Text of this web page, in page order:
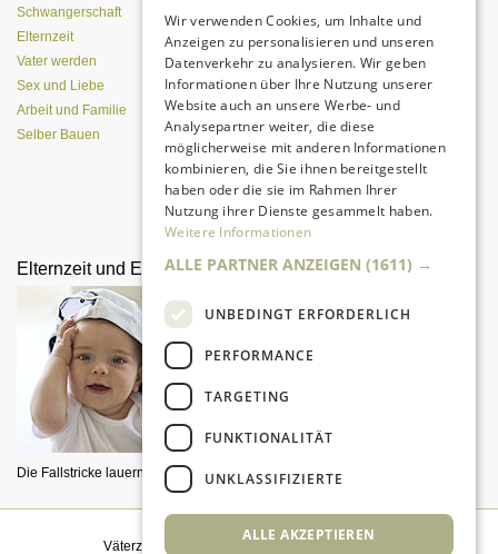
Schwangerschaft
Elternzeit
Vater werden
Sex und Liebe
Arbeit und Familie
Selber Bauen
Alle Entwicklungsphasen im
Überblick
Elternzeit und Elterngeld
Die Fallstricke lauern im Detail.
Pränataldiagnostik
Was, wenn etwas mit dem Fötus
nicht in Ordnung ist?
Väterzeit weiterempfehlen
Wir verwenden Cookies, um Inhalte und
Anzeigen zu personalisieren und unseren
Datenverkehr zu analysieren. Wir geben
Informationen über Ihre Nutzung unserer
Website auch an unsere Werbe- und
Analysepartner weiter, die diese
möglicherweise mit anderen Informationen
kombinieren, die Sie ihnen bereitgestellt
haben oder die sie im Rahmen Ihrer
Nutzung ihrer Dienste gesammelt haben.
Weitere Informationen
ALLE PARTNER ANZEIGEN (1611) →
UNBEDINGT ERFORDERLICH
PERFORMANCE
TARGETING
FUNKTIONALITÄT
UNKLASSIFIZIERTE
ALLE AKZEPTIEREN